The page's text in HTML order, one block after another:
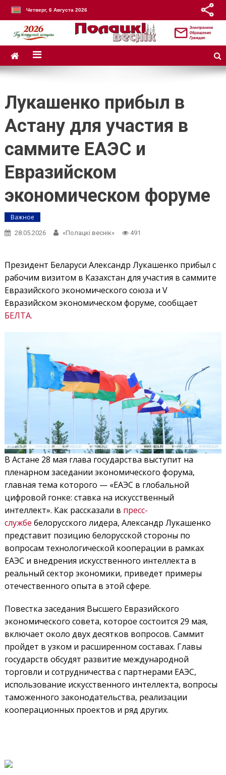
Четверг, 6 Августа 2026
Лукашенко прибыл в
Астану для участия в
саммите ЕАЭС и
Евразийском
экономическом форуме
Важное
28.05.2026 «Полацкі веснік» 491
Президент Беларуси Александр Лукашенко прибыл с
рабочим визитом в Казахстан для участия в саммите
Евразийского экономического союза и V
Евразийском экономическом форуме, сообщает
БЕЛТА.
В Астане 28 мая глава государства выступит на
пленарном заседании экономического форума,
главная тема которого — «ЕАЭС в глобальной
цифровой гонке: ставка на искусственный
интеллект». Как рассказали в пресс-
службе белорусского лидера, Александр Лукашенко
представит позицию белорусской стороны по
вопросам технологической кооперации в рамках
ЕАЭС и внедрения искусственного интеллекта в
реальный сектор экономики, приведет примеры
отечественного опыта в этой сфере.
Повестка заседания Высшего Евразийского
экономического совета, которое состоится 29 мая,
включает около двух десятков вопросов. Саммит
пройдет в узком и расширенном составах. Главы
государств обсудят развитие международной
торговли и сотрудничества с партнерами ЕАЭС,
использование искусственного интеллекта, вопросы
таможенного законодательства, реализации
кооперационных проектов и ряд других.